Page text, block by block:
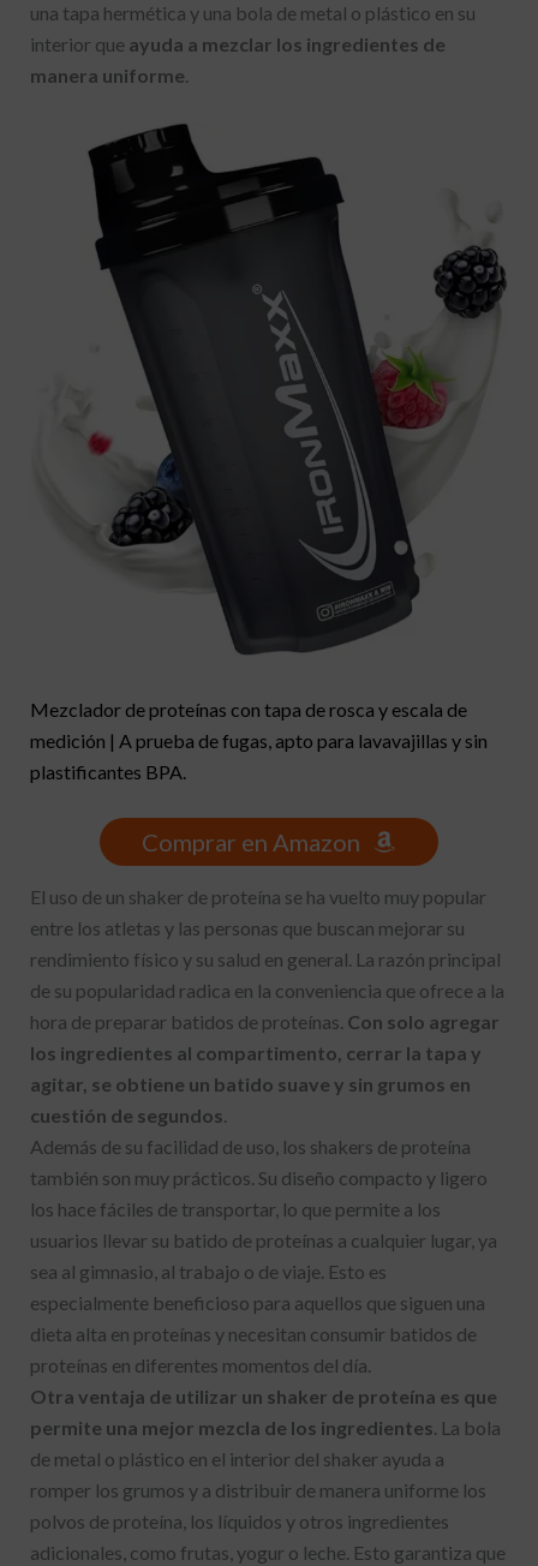
una tapa hermética y una bola de metal o plástico en su
interior que ayuda a mezclar los ingredientes de
manera uniforme.
Mezclador de proteínas con tapa de rosca y escala de
medición | A prueba de fugas, apto para lavavajillas y sin
plastificantes BPA.
Comprar en Amazon
El uso de un shaker de proteína se ha vuelto muy popular
entre los atletas y las personas que buscan mejorar su
rendimiento físico y su salud en general. La razón principal
de su popularidad radica en la conveniencia que ofrece a la
hora de preparar batidos de proteínas. Con solo agregar
los ingredientes al compartimento, cerrar la tapa y
agitar, se obtiene un batido suave y sin grumos en
cuestión de segundos.
Además de su facilidad de uso, los shakers de proteína
también son muy prácticos. Su diseño compacto y ligero
los hace fáciles de transportar, lo que permite a los
usuarios llevar su batido de proteínas a cualquier lugar, ya
sea al gimnasio, al trabajo o de viaje. Esto es
especialmente beneficioso para aquellos que siguen una
dieta alta en proteínas y necesitan consumir batidos de
proteínas en diferentes momentos del día.
Otra ventaja de utilizar un shaker de proteína es que
permite una mejor mezcla de los ingredientes. La bola
de metal o plástico en el interior del shaker ayuda a
romper los grumos y a distribuir de manera uniforme los
polvos de proteína, los líquidos y otros ingredientes
adicionales, como frutas, yogur o leche. Esto garantiza que